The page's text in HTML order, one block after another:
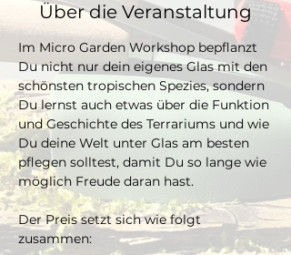
Über die Veranstaltung
Im Micro Garden Workshop bepflanzt
Du nicht nur dein eigenes Glas mit den
schönsten tropischen Spezies, sondern
Du lernst auch etwas über die Funktion
und Geschichte des Terrariums und wie
Du deine Welt unter Glas am besten
pflegen solltest, damit Du so lange wie
möglich Freude daran hast.
Der Preis setzt sich wie folgt
zusammen: